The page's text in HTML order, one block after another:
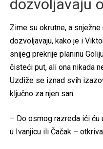
dozvoljavaju
Zime su okrutne, a
dozvoljavaju, kako je i
snijeg prekrije planinu
čisteći put, ali ona nikada
Uzdiže se iznad svih
ključno za njen san.
– Do osmog razreda ići ću
u Ivanjicu ili Čačak –